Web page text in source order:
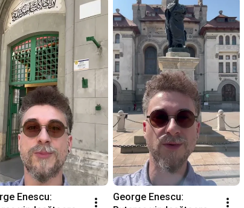
Enescu:
George Enescu: